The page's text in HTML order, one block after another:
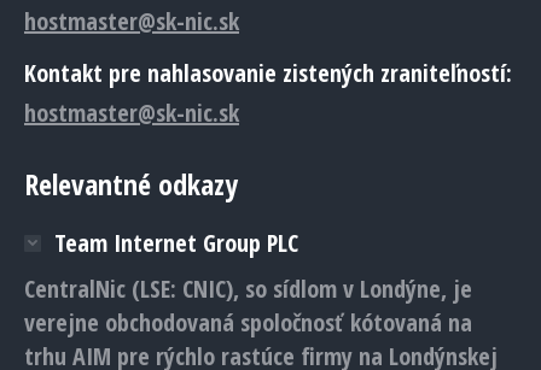
hostmaster@sk-nic.sk
Kontakt pre nahlasovanie zistených zraniteľností:
hostmaster@sk-nic.sk
Relevantné odkazy
Team Internet Group PLC
CentralNic (LSE: CNIC), so sídlom v Londýne, je
verejne obchodovaná spoločnosť kótovaná na
trhu AIM pre rýchlo rastúce firmy na Londýnskej